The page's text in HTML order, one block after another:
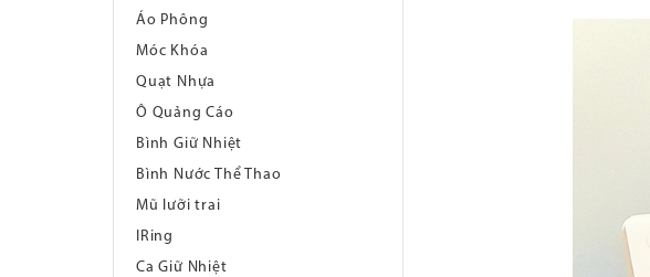
Áo Phông
Móc Khóa
Quạt Nhựa
Ô Quảng Cáo
Bình Giữ Nhiệt
Bình Nước Thể Thao
Mũ lưỡi trai
IRing
Ca Giữ Nhiệt